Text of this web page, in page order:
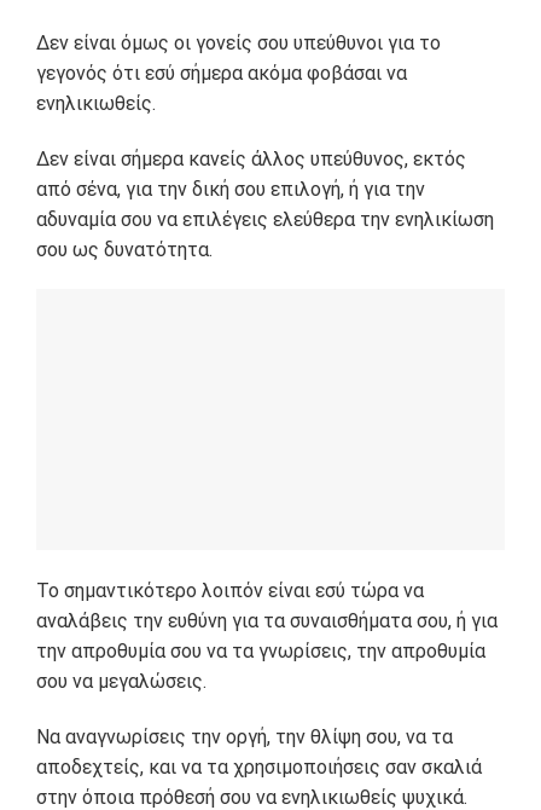
Δεν είναι όμως οι γονείς σου υπεύθυνοι για το
γεγονός ότι εσύ σήμερα ακόμα φοβάσαι να
ενηλικιωθείς.
Δεν είναι σήμερα κανείς άλλος υπεύθυνος, εκτός
από σένα, για την δική σου επιλογή, ή για την
αδυναμία σου να επιλέγεις ελεύθερα την ενηλικίωση
σου ως δυνατότητα.
Το σημαντικότερο λοιπόν είναι εσύ τώρα να
αναλάβεις την ευθύνη για τα συναισθήματα σου, ή για
την απροθυμία σου να τα γνωρίσεις, την απροθυμία
σου να μεγαλώσεις.
Να αναγνωρίσεις την οργή, την θλίψη σου, να τα
αποδεχτείς, και να τα χρησιμοποιήσεις σαν σκαλιά
στην όποια πρόθεσή σου να ενηλικιωθείς ψυχικά.